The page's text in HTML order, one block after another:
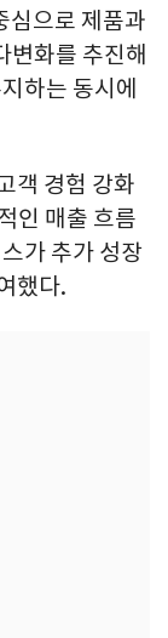
심으로 제품과
변화를 추진해
하는 동시에
객 경험 강화
인 매출 흐름
가 추가 성장
했다.